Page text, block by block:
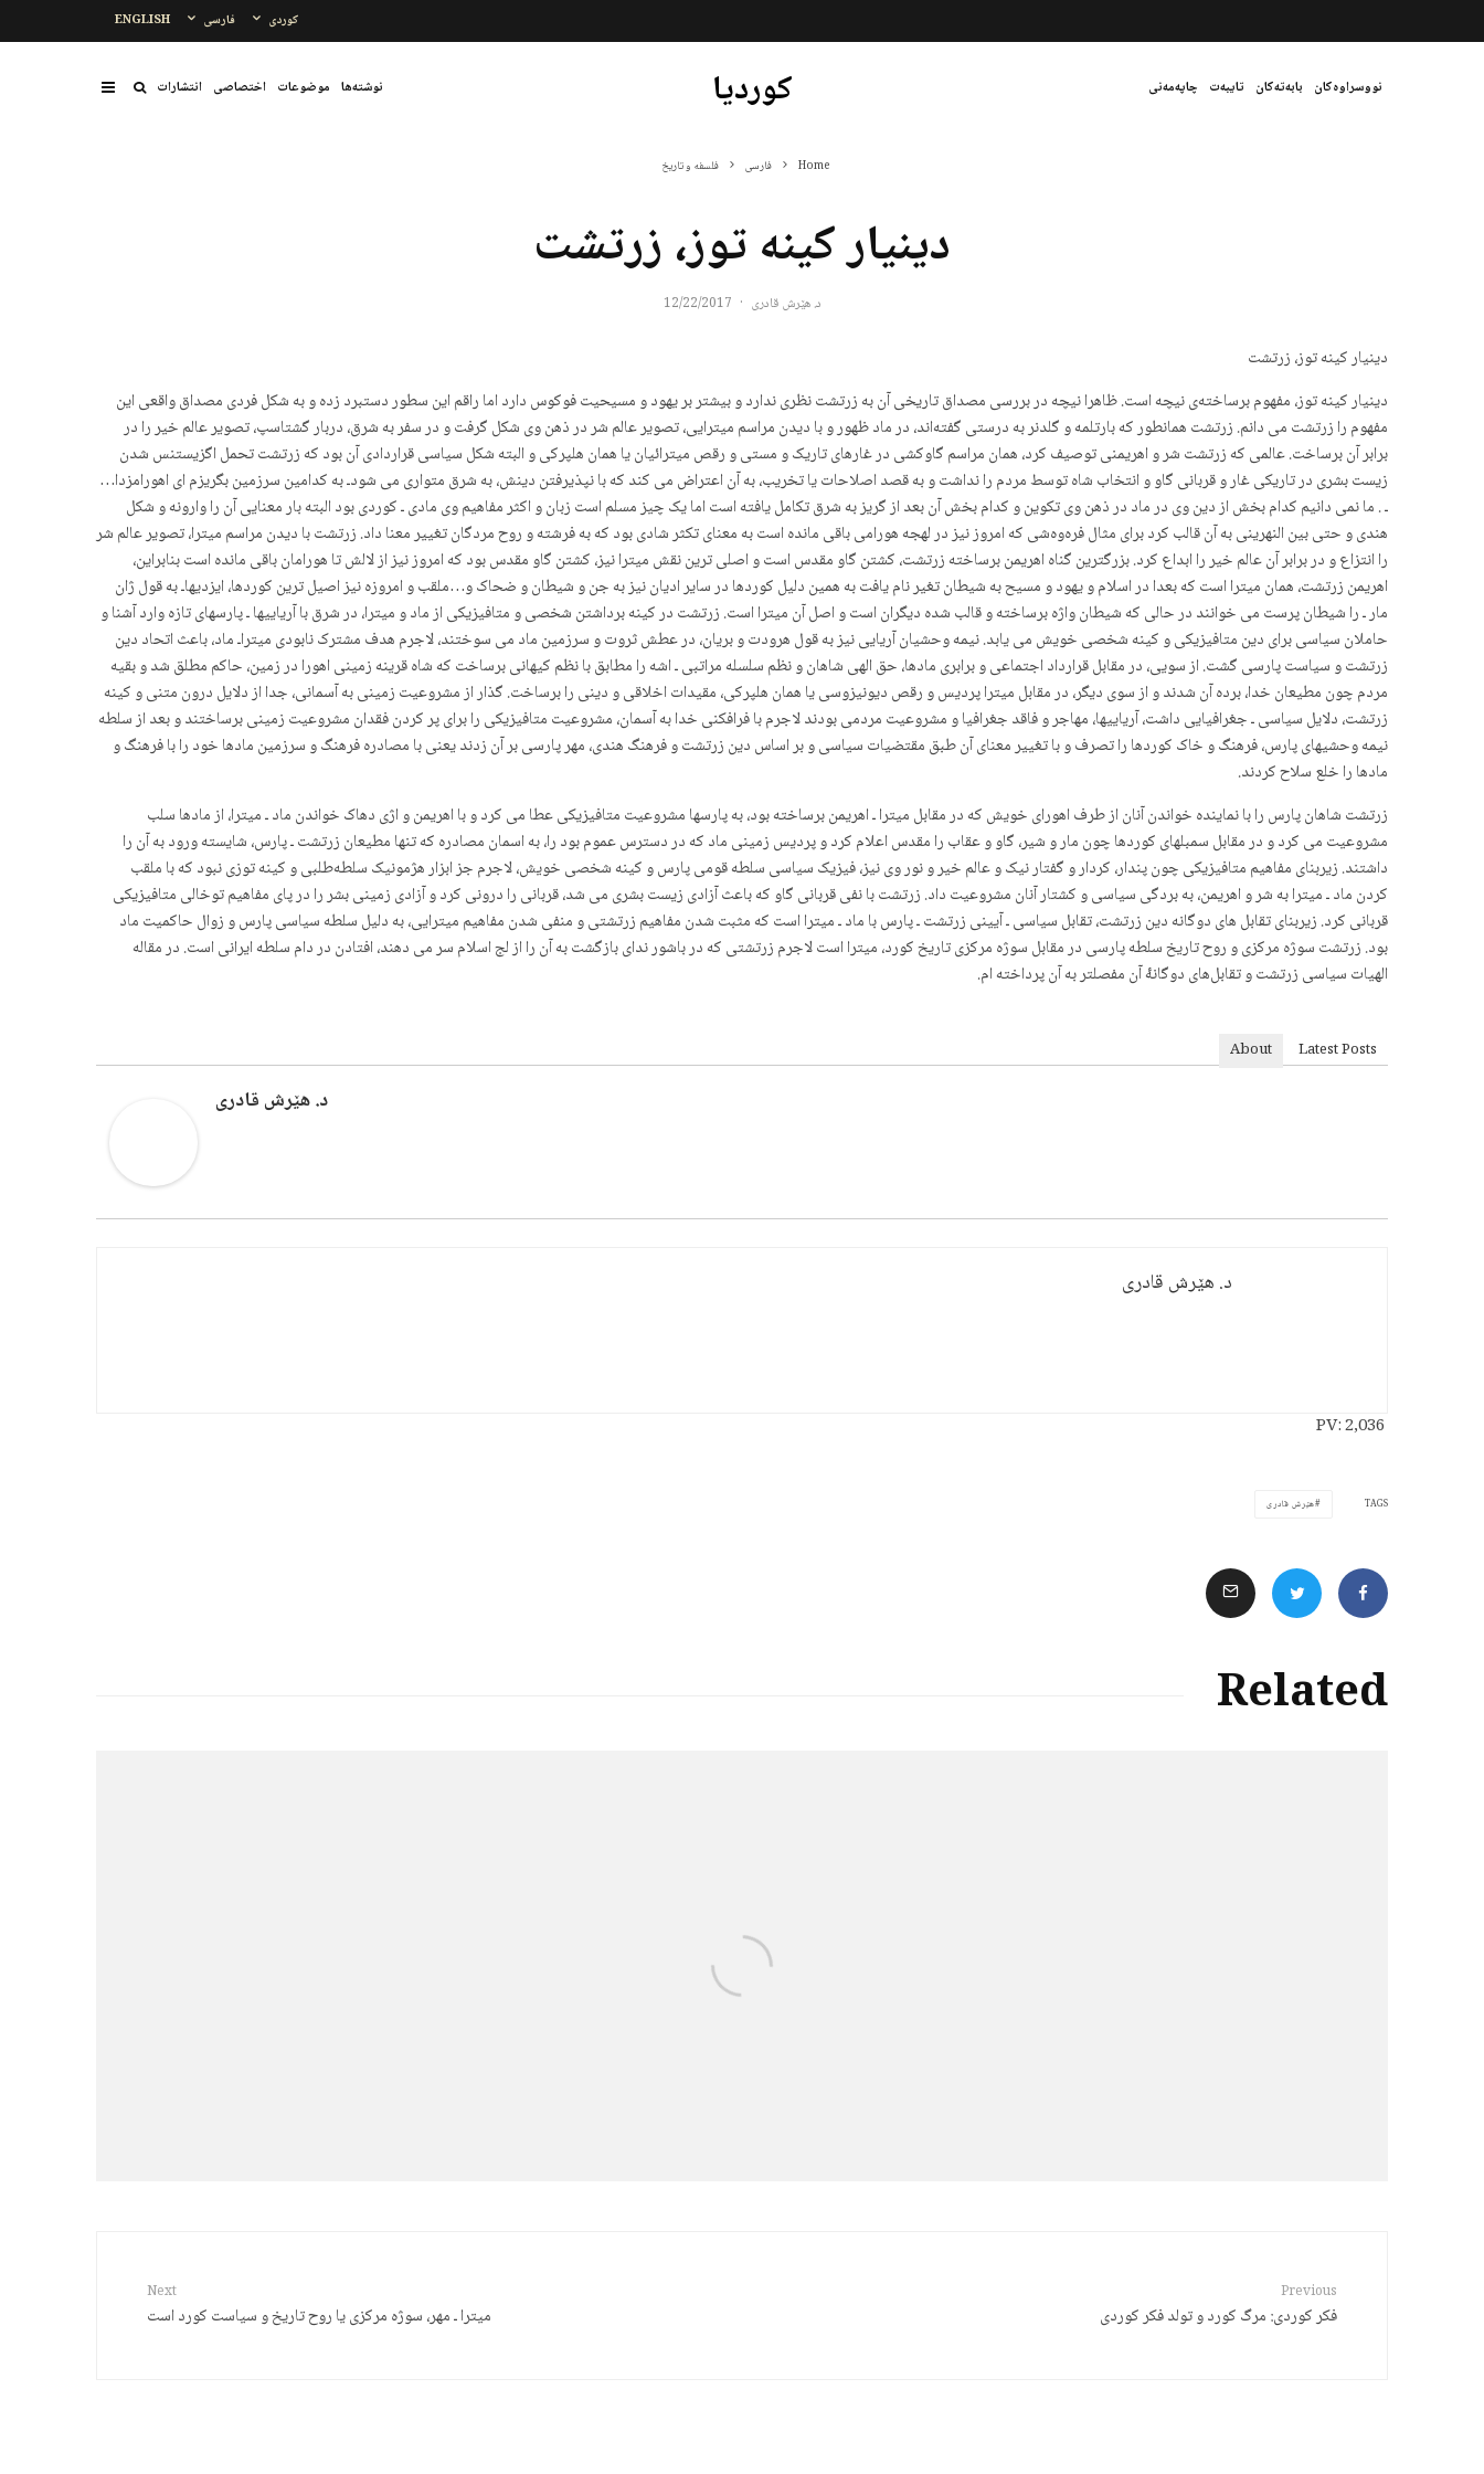
ENGLISH فارسی کوردی
نووسراوەکان بابەتەکان تایبەت چاپەمەنی کوردیا نوشتەها موضوعات اختصاصی انتشارات
Home فارسی فلسفه و تاریخ
دینیار کینه توز، زرتشت
د. هێرش قادری ·
12/22/2017
دینیار کینه توز، زرتشت
دینیار کینه توز، مفهوم برساختەی نیچه است. ظاهرا نیچه در بررسی مصداق تاریخی آن به زرتشت نظری ندارد و بیشتر بر یهود و مسیحیت فوکوس دارد اما راقم این سطور دستبرد زده و به شکل فردی مصداق واقعی این
مفهوم را زرتشت می دانم. زرتشت همانطور که بارتلمه و گلدنر به درستی گفتەاند، در ماد ظهور و با دیدن مراسم میترایی، تصویر عالم شر در ذهن وی شکل گرفت و در سفر به شرق، دربار گشتاسپ، تصویر عالم خیر را در
برابر آن برساخت. عالمی که زرتشت شر و اهریمنی توصیف کرد، همان مراسم گاوکشی در غارهای تاریک و مستی و رقص میترائیان یا همان هلپرکی و البته شکل سیاسی قراردادی آن بود که زرتشت تحمل اگزیستنس شدن
زیست بشری در تاریکی غار و قربانی گاو و انتخاب شاه توسط مردم را نداشت و به قصد اصلاحات یا تخریب، به آن اعتراض می کند که با نپذیرفتن دینش، به شرق متواری می شودـ به کدامین سرزمین بگریزم ای اهورامزدا…
ـ . ما نمی دانیم کدام بخش از دین وی در ماد در ذهن وی تکوین و کدام بخش آن بعد از گریز به شرق تکامل یافته است اما یک چیز مسلم است زبان و اکثر مفاهیم وی مادی ـ کوردی بود البته بار معنایی آن را وارونه و شکل
هندی و حتی بین النهرینی به آن قالب کرد برای مثال فرەوەشی کە امروز نیز در لهجە هورامی باقی ماندە است به معنای تکثر شادی بود که به فرشته و روح مردگان تغییر معنا داد. زرتشت با دیدن مراسم میترا، تصویر عالم شر
را انتزاع و در برابر آن عالم خیر را ابداع کرد. بزرگترین گناه اهریمن برساخته زرتشت، کشتن گاو مقدس است و اصلی ترین نقش میترا نیز، کشتن گاو مقدس بود که امروز نیز از لالش تا هورامان باقی مانده است بنابراین،
اهریمن زرتشت، همان میترا است که بعدا در اسلام و یهود و مسیح به شیطان تغیر نام یافت به همین دلیل کوردها در سایر ادیان نیز به جن و شیطان و ضحاک و…ملقب و امروزه نیز اصیل ترین کوردها، ایزدیهاـ به قول ژان
مار ـ را شیطان پرست می خوانند در حالی که شیطان واژه برساخته و قالب شده دیگران است و اصل آن میترا است. زرتشت در کینه برداشتن شخصی و متافیزیکی از ماد و میترا، در شرق با آریاییها ـ پارسهای تازه وارد آشنا و
حاملان سیاسی برای دین متافیزیکی و کینه شخصی خویش می یابد. نیمه وحشیان آریایی نیز به قول هرودت و بریان، در عطش ثروت و سرزمین ماد می سوختند، لاجرم هدف مشترک نابودی میتراـ ماد، باعث اتحاد دین
زرتشت و سیاست پارسی گشت. از سویی، در مقابل قرارداد اجتماعی و برابری مادها، حق الهی شاهان و نظم سلسله مراتبی ـ اشه را مطابق با نظم کیهانی برساخت که شاه قرینه زمینی اهورا در زمین، حاکم مطلق شد و بقیه
مردم چون مطیعان خدا، برده آن شدند و از سوی دیگر، در مقابل میترا پردیس و رقص دیونیزوسی یا همان هلپرکی، مقیدات اخلاقی و دینی را برساخت. گذار از مشروعیت زمینی به آسمانی، جدا از دلایل درون متنی و کینه
زرتشت، دلایل سیاسی ـ جغرافیایی داشت، آریاییها، مهاجر و فاقد جغرافیا و مشروعیت مردمی بودند لاجرم با فرافکنی خدا به آسمان، مشروعیت متافیزیکی را برای پر کردن فقدان مشروعیت زمینی برساختند و بعد از سلطه
نیمه وحشیهای پارس، فرهنگ و خاک کوردها را تصرف و با تغییر معنای آن طبق مقتضیات سیاسی و بر اساس دین زرتشت و فرهنگ هندی، مهر پارسی بر آن زدند یعنی با مصادره فرهنگ و سرزمین مادها خود را با فرهنگ و
مادها را خلع سلاح کردند.
زرتشت شاهان پارس را با نماینده خواندن آنان از طرف اهورای خویش که در مقابل میترا ـ اهریمن برساخته بود، به پارسها مشروعیت متافیزیکی عطا می کرد و با اهریمن و اژی دهاک خواندن ماد ـ میترا، از مادها سلب
مشروعیت می کرد و در مقابل سمبلهای کوردها چون مار و شیر، گاو و عقاب را مقدس اعلام کرد و پردیس زمینی ماد کە در دسترس عموم بود را، بە اسمان مصادره که تنها مطیعان زرتشت ـ پارس، شایسته ورود بە آن را
داشتند. زیربنای مفاهیم متافیزیکی چون پندار، کردار و گفتار نیک و عالم خیر و نور وی نیز، فیزیک سیاسی سلطه قومی پارس و کینه شخصی خویش، لاجرم جز ابزار هژمونیک سلطەطلبی و کینه توزی نبود که با ملقب
کردن ماد ـ میترا به شر و اهریمن، به بردگی سیاسی و کشتار آنان مشروعیت داد. زرتشت با نفی قربانی گاو که باعث آزادی زیست بشری می شد، قربانی را درونی کرد و آزادی زمینی بشر را در پای مفاهیم توخالی متافیزیکی
قربانی کرد. زیربنای تقابل های دوگانه دین زرتشت، تقابل سیاسی ـ آیینی زرتشت ـ پارس با ماد ـ میترا است که مثبت شدن مفاهیم زرتشتی و منفی شدن مفاهیم میترایی، به دلیل سلطه سیاسی پارس و زوال حاکمیت ماد
بود. زرتشت سوژه مرکزی و روح تاریخ سلطه پارسی در مقابل سوژه مرکزی تاریخ کورد، میترا است لاجرم زرتشتی که در باشور ندای بازگشت به آن را از لج اسلام سر می دهند، افتادن در دام سلطه ایرانی است. در مقاله
الهیات سیاسی زرتشت و تقابل‌های دوگانۀ آن مفصلتر به آن پرداخته ام.
About Latest Posts
د. هێرش قادری
د. هێرش قادری
PV:2,036
TAGS هێرش قادری
Related
Previous
فکر کوردی: مرگ کورد و تولد فکر کوردی
Next
میترا ـ مهر، سوژه مرکزی یا روح تاریخ و سیاست کورد است